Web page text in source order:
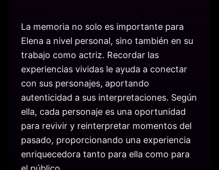
La memoria no solo es importante para
Elena a nivel personal, sino también en su
trabajo como actriz. Recordar las
experiencias vividas le ayuda a conectar
con sus personajes, aportando
autenticidad a sus interpretaciones. Según
ella, cada personaje es una oportunidad
para revivir y reinterpretar momentos del
pasado, proporcionando una experiencia
enriquecedora tanto para ella como para